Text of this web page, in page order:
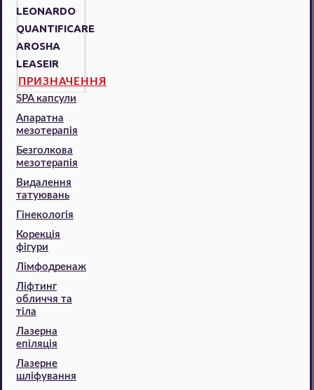
LEONARDO
QUANTIFICARE
AROSHA
LEASEIR
ПРИЗНАЧЕННЯ
SPA капсули
Апаратна
мезотерапія
Безголкова
мезотерапія
Видалення
татуювань
Гінекологія
Корекція
фігури
Лімфодренаж
Ліфтинг
обличчя та
тіла
Лазерна
епіляція
Лазерне
шліфування